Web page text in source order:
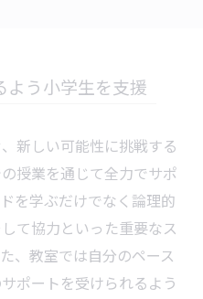
よう小学生を支援
新しい可能性に挑戦する
授業を通じて全力でサポ
を学ぶだけでなく論理的
て協力といった重要なス
、教室では自分のペース
ポートを受けられるよう